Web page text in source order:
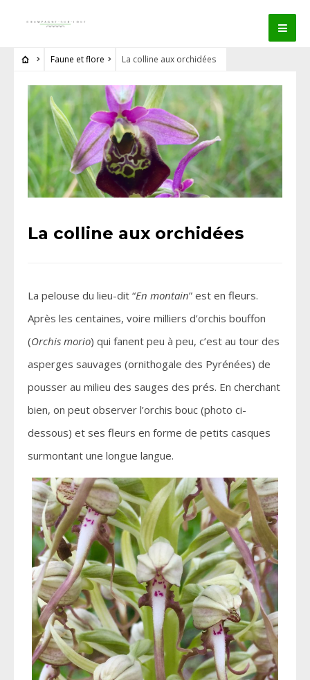
Faune et flore La colline aux orchidées
La colline aux orchidées
La pelouse du lieu-dit “En montain” est en fleurs.
Après les centaines, voire milliers d’orchis bouffon
(Orchis morio) qui fanent peu à peu, c’est au tour des
asperges sauvages (ornithogale des Pyrénées) de
pousser au milieu des sauges des prés. En cherchant
bien, on peut observer l’orchis bouc (photo ci-
dessous) et ses fleurs en forme de petits casques
surmontant une longue langue.